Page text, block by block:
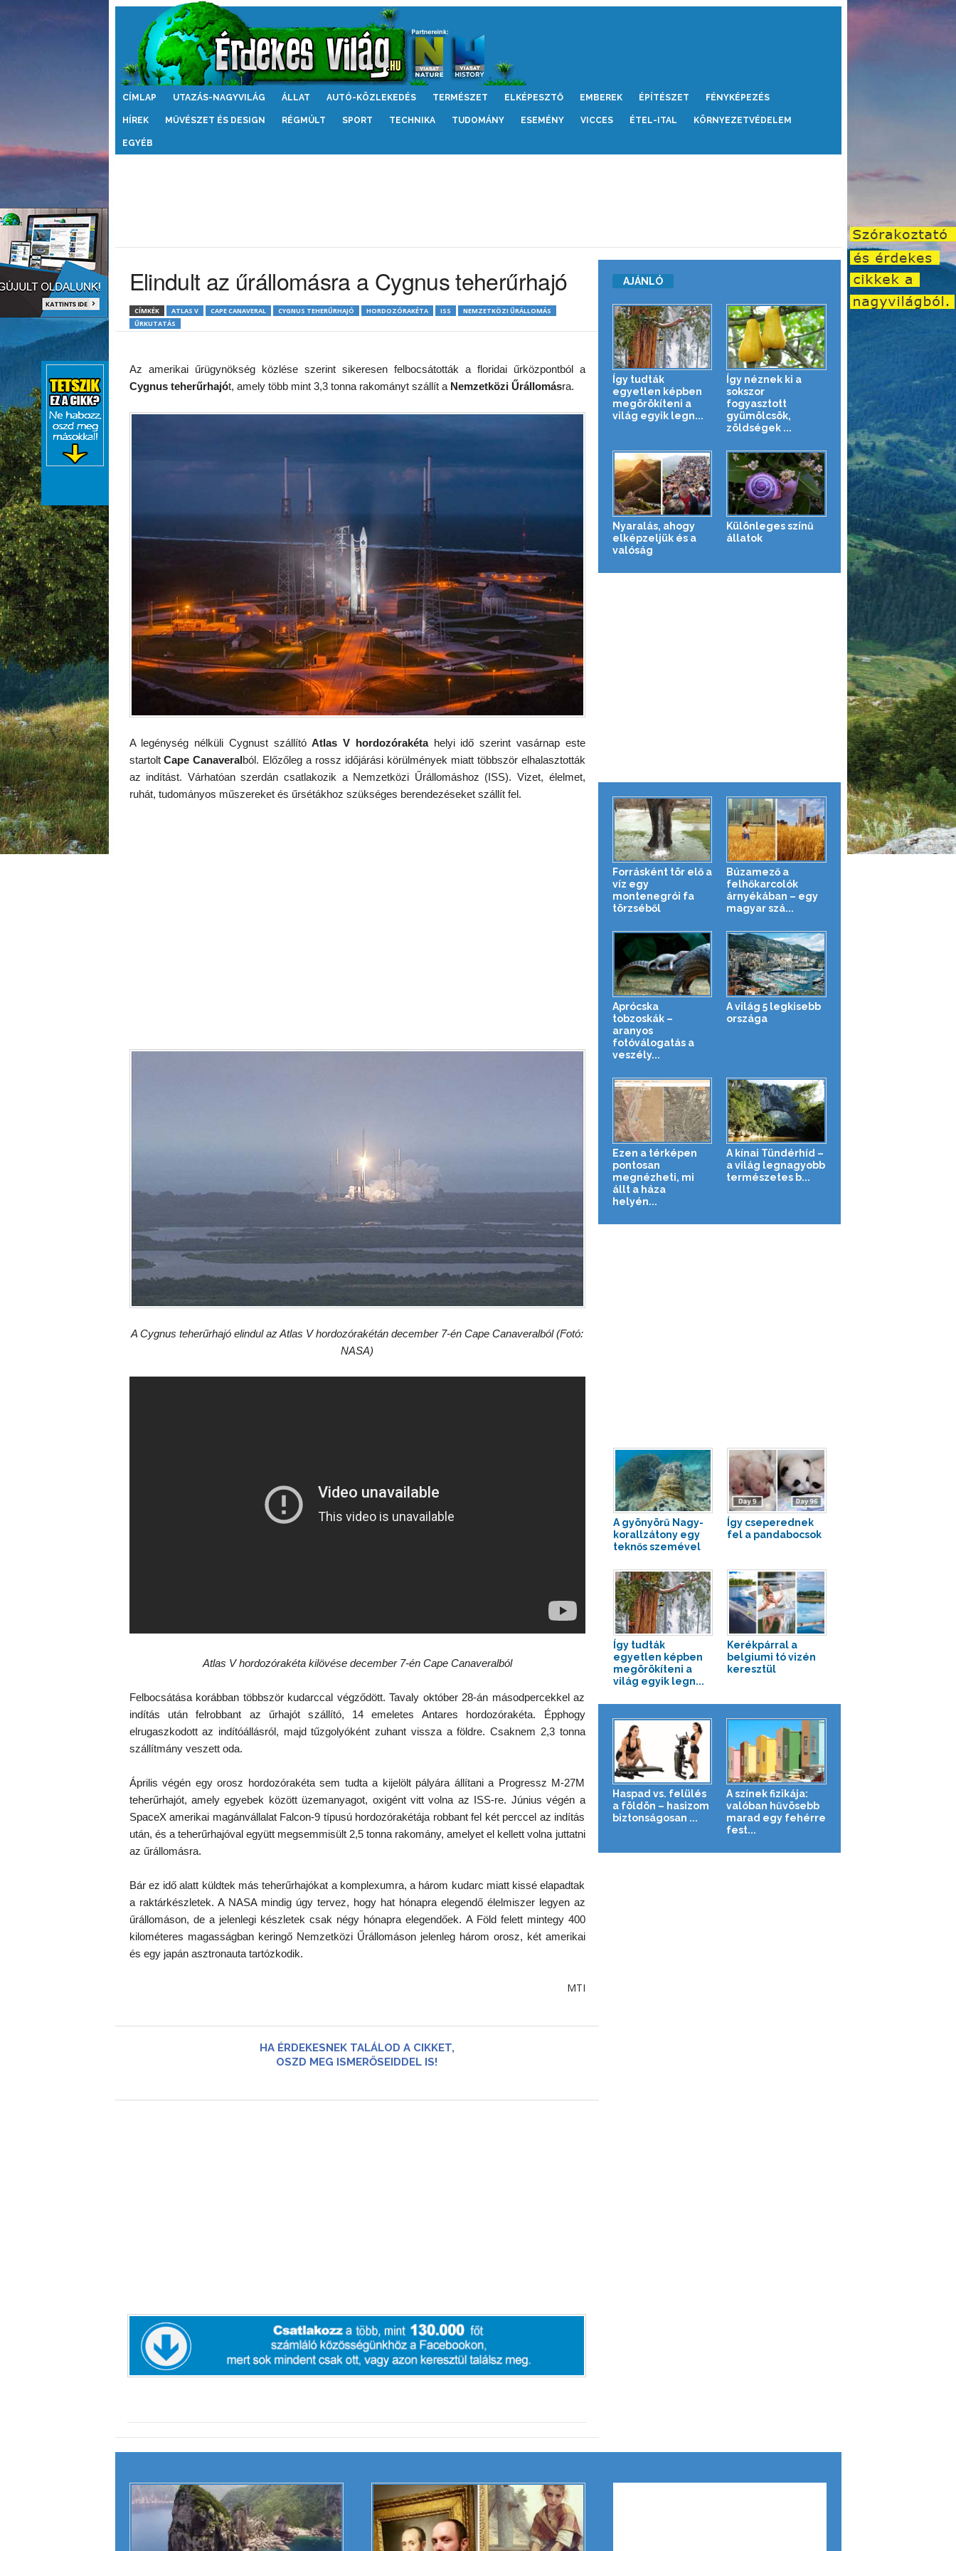
Érdekes
CÍMLAP UTAZÁS-NAGYVILÁG ÁLLAT AUTÓ-KÖZLEKEDÉS TERMÉSZET ELKÉPESZTŐ EMBEREK ÉPÍTÉSZET FÉNYKÉPEZÉS
HÍREK MŰVÉSZET ÉS DESIGN RÉGMÚLT SPORT TECHNIKA TUDOMÁNY ESEMÉNY VICCES ÉTEL-ITAL KÖRNYEZETVÉDELEM
EGYÉB
Elindult az űrállomásra a Cygnus teherűrhajó
CÍMKÉK ATLAS V CAPE CANAVERAL CYGNUS TEHERŰRHAJÓ HORDOZÓRAKÉTA ISS
NEMZETKÖZI ŰRÁLLOMÁS
ŰRKUTATÁS
Az amerikai űrügynökség közlése szerint sikeresen felbocsátották a floridai űrközpontból a
Cygnus teherűrhajót, amely több mint 3,3 tonna rakományt szállít a Nemzetközi Űrállomásra.
A legénység nélküli Cygnust szállítóAtlas V hordozórakétahelyi idő szerint vasárnap este
startoltCape Canaveralból. Előzőleg a rossz időjárási körülmények miatt többször elhalasztották
az indítást. Várhatóan szerdán csatlakozik a Nemzetközi Űrállomáshoz (ISS). Vizet, élelmet,
ruhát, tudományos műszereket és űrsétákhoz szükséges berendezéseket szállít fel.
A Cygnus teherűrhajó elindul az Atlas V hordozórakétán december 7-én Cape Canaveralból (Fotó:
NASA)
Atlas V hordozórakéta kilövése december 7-én Cape Canaveralból
Felbocsátása korábban többször kudarccal végződött. Tavaly október 28-án másodpercekkel az
indítás után felrobbant az űrhajót szállító, 14 emeletes Antares hordozórakéta. Épphogy
elrugaszkodott az indítóállásról, majd tűzgolyóként zuhant vissza a földre. Csaknem 2,3 tonna
szállítmány veszett oda.
Április végén egy orosz hordozórakéta sem tudta a kijelölt pályára állítani a Progressz M-27M
teherűrhajót, amely egyebek között üzemanyagot, oxigént vitt volna az ISS-re. Június végén a
SpaceX amerikai magánvállalat Falcon-9 típusú hordozórakétája robbant fel két perccel az indítás
után, és a teherűrhajóval együtt megsemmisült 2,5 tonna rakomány, amelyet el kellett volna juttatni
az űrállomásra.
Bár ez idő alatt küldtek más teherűrhajókat a komplexumra, a három kudarc miatt kissé elapadtak
a raktárkészletek. A NASA mindig úgy tervez, hogy hat hónapra elegendő élelmiszer legyen az
űrállomáson, de a jelenlegi készletek csak négy hónapra elegendőek. A Föld felett mintegy 400
kilométeres magasságban keringő Nemzetközi Űrállomáson jelenleg három orosz, két amerikai
és egy japán asztronauta tartózkodik.
MTI
HA ÉRDEKESNEK TALÁLOD A CIKKET,
OSZD MEG ISMERŐSEIDDEL IS!
AJÁNLÓ
Így tudták
egyetlen képben
megörökíteni a
világ egyik legn...
Így néznek ki a
sokszor
fogyasztott
gyümölcsök,
zöldségek ...
Nyaralás, ahogy
elképzeljük és a
valóság
Különleges színű
állatok
Forrásként tör elő a
víz egy
montenegrói fa
törzséből
Búzamező a
felhőkarcolók
árnyékában – egy
magyar szá...
Aprócska
tobzoskák –
aranyos
fotóválogatás a
veszély...
A világ 5 legkisebb
országa
Ezen a térképen
pontosan
megnézheti, mi
állt a háza
helyén...
A kínai Tündérhíd –
a világ legnagyobb
természetes b...
A gyönyörű Nagy-
korallzátony egy
teknős szemével
Így cseperednek
fel a pandabocsok
Így tudták
egyetlen képben
megörökíteni a
világ egyik legn...
Kerékpárral a
belgiumi tó vizén
keresztül
Haspad vs. felülés
a földön – hasizom
biztonságosan ...
A színek fizikája:
valóban hűvösebb
marad egy fehérre
fest...